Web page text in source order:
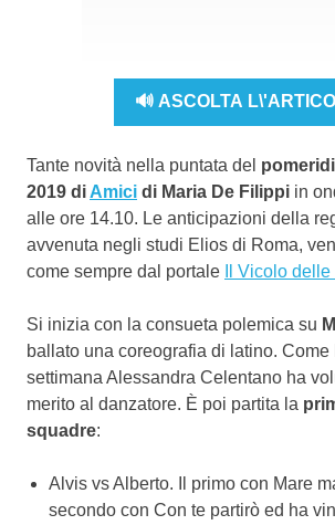
🔊 ASCOLTA
Tante novità nella puntata del
2019 di Amici di Maria De Filippi in
alle ore 14.10. Le anticipazioni della
avvenuta negli studi Elios di Roma,
come sempre dal portale
Il Vicolo
Si inizia con la consueta polemica su
ballato una coreografia di latino. Come
settimana Alessandra Celentano ha
merito al danzatore. È poi partita la
squadre:
Alvis vs Alberto. Il primo con Mare
secondo con Con te partirò ed ha